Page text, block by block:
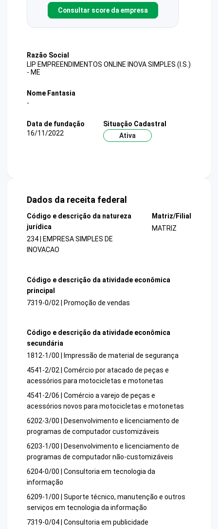
Consultar score da empresa
Razão Social
LIP EMPREENDIMENTOS ONLINE INOVA SIMPLES (I.S.)
- ME
Nome Fantasia
-
Data de fundação
16/11/2022
Situação Cadastral
Ativa
Dados da receita federal
Código e descrição da natureza
jurídica
234 | EMPRESA SIMPLES DE
INOVACAO
Matriz/Filial
MATRIZ
Código e descrição da atividade econômica
principal
7319-0/02 | Promoção de vendas
Código e descrição da atividade econômica
secundária
1812-1/00 | Impressão de material de segurança
4541-2/02 | Comércio por atacado de peças e
acessórios para motocicletas e motonetas
4541-2/06 | Comércio a varejo de peças e
acessórios novos para motocicletas e motonetas
6202-3/00 | Desenvolvimento e licenciamento de
programas de computador customizáveis
6203-1/00 | Desenvolvimento e licenciamento de
programas de computador não-customizáveis
6204-0/00 | Consultoria em tecnologia da
informação
6209-1/00 | Suporte técnico, manutenção e outros
serviços em tecnologia da informação
7319-0/04 | Consultoria em publicidade